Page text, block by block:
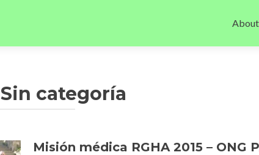
al
Sin categoría
Misión médica RGHA 2015 – ONG